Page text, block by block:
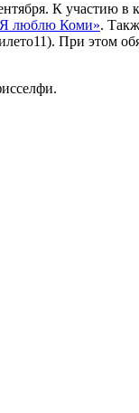
К участию
люблю Коми».
При этом